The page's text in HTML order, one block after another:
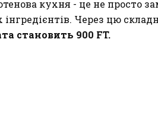
кухня - це не просто
інгредієнтів. Через цю
становить 900 FT.